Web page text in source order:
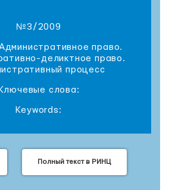
№3/2009
право.
деликтное право.
процесс
Ключевые слова:
Keywords:
Полный текст в РИНЦ